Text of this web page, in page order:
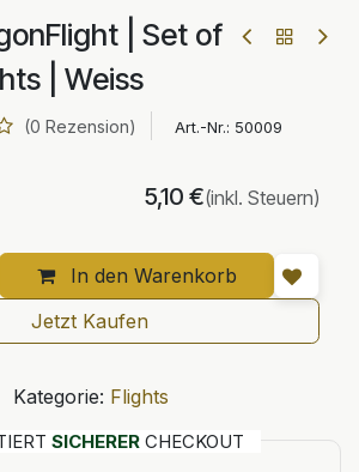
| Set of
| Weiss
(0 Rezension) Art.-Nr.: 50009
In den Warenkorb
5,10 €(inkl. Steuern)
Jetzt Kaufen
Kategorie: Flights
SICHERER CHECKOUT